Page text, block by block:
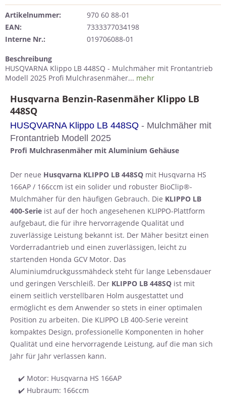
Artikelnummer:
970 60 88-01
EAN:
7333377034198
Interne Nr.:
019706088-01
Beschreibung
HUSQVARNA Klippo LB 448SQ - Mulchmäher mit Frontantrieb
Modell 2025 Profi Mulchrasenmäher... mehr
Husqvarna Benzin-Rasenmäher Klippo LB
448SQ
HUSQVARNA Klippo LB 448SQ - Mulchmäher mit
Frontantrieb Modell 2025
Profi Mulchrasenmäher mit Aluminium Gehäuse
Der neue Husqvarna KLIPPO LB 448SQ mit Husqvarna HS
166AP / 166ccm ist ein solider und robuster BioClip®-
Mulchmäher für den häufigen Gebrauch. Die KLIPPO LB
400-Serie ist auf der hoch angesehenen KLIPPO-Plattform
aufgebaut, die für ihre hervorragende Qualität und
zuverlässige Leistung bekannt ist. Der Mäher besitzt einen
Vorderradantrieb und einen zuverlässigen, leicht zu
startenden Honda GCV Motor. Das
Aluminiumdruckgussmähdeck steht für lange Lebensdauer
und geringen Verschleiß. Der KLIPPO LB 448SQ ist mit
einem seitlich verstellbaren Holm ausgestattet und
ermöglicht es dem Anwender so stets in einer optimalen
Position zu arbeiten. Die KLIPPO LB 400-Serie vereint
kompaktes Design, professionelle Komponenten in hoher
Qualität und eine hervorragende Leistung, auf die man sich
Jahr für Jahr verlassen kann.
✔️ Motor: Husqvarna HS 166AP
✔️ Hubraum: 166ccm